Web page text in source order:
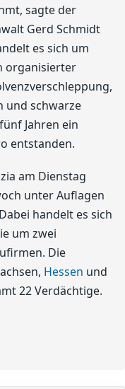
sagte der
Gerd Schmidt
es sich um
organisierter
und schwarze
Jahren ein
entstanden.
am Dienstag
unter Auflagen
handelt es sich
um zwei
Die
Hessen und
22 Verdächtige.